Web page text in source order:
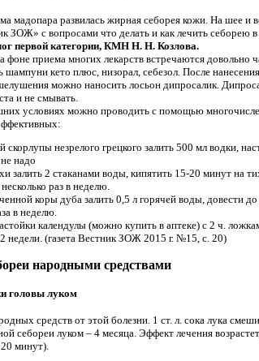
мадопара развилась жирная себорея кожи. На шее и
ЗОЖ» с вопросами что делать и как лечить себорею
первой категории, КМН Н. Н. Козлова.
фоне приема многих лекарств встречаются
шампуни кето плюс, низорал, себезол. После
можно наносить лосьон дипросалик.
и не смывать.
условиях можно проводить с помощью
скорлупы незрелого грецкого залить 500 мл водки,
надо
залить 2 стаканами воды, кипятить 15-20 минут на
раз в неделю.
коры дуба залить 0,5 л горячей воды, довести
в неделю.
календулы (можно купить в аптеке) с 2 ч.
недели. (газета Вестник ЗОЖ 2015 г. №15, с. 20)
народными средствами
головы луком
средств от этой болезни. 1 ст. л. сока лука
себореи луком – 4 месяца. Эффект лечения
20 минут).